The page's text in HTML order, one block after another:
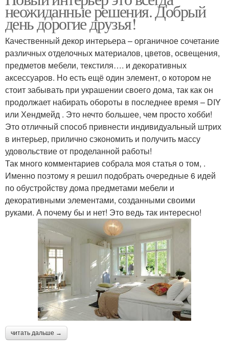
неожиданные решения. Добрый
день дорогие друзья!
Качественный декор интерьера – органичное сочетание
различных отделочных материалов, цветов, освещения,
предметов мебели, текстиля…. и декоративных
аксессуаров. Но есть ещё один элемент, о котором не
стоит забывать при украшении своего дома, так как он
продолжает набирать обороты в последнее время – DIY
или Хендмейд . Это нечто большее, чем просто хобби!
Это отличный способ привнести индивидуальный штрих
в интерьер, прилично сэкономить и получить массу
удовольствие от проделанной работы!
Так много комментариев собрала моя статья о том, .
Именно поэтому я решил подобрать очередные 6 идей
по обустройству дома предметами мебели и
декоративными элементами, созданными своими
руками. А почему бы и нет! Это ведь так интересно!
читать дальше →